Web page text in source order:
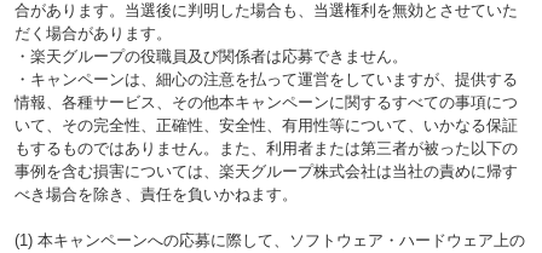
合があります。当選後に判明した場合も、当選権利を無効とさせていた
だく場合があります。
・楽天グループの役職員及び関係者は応募できません。
・キャンペーンは、細心の注意を払って運営をしていますが、提供する
情報、各種サービス、その他本キャンペーンに関するすべての事項につ
いて、その完全性、正確性、安全性、有用性等について、いかなる保証
もするものではありません。また、利用者または第三者が被った以下の
事例を含む損害については、楽天グループ株式会社は当社の責めに帰す
べき場合を除き、責任を負いかねます。
(1) 本キャンペーンへの応募に際して、ソフトウェア・ハードウェア上の